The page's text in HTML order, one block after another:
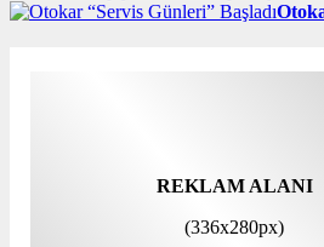
REKLAM ALANI
(336x280px)